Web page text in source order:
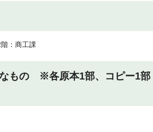
：商工課
もの ※各原本1部、コピー1部